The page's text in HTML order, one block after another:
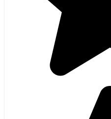
Ik had online een hordeur
maten goed had door
gebeld door Luxe Raam
door te nemen, de volgende
afgeleverd door het bedrijf